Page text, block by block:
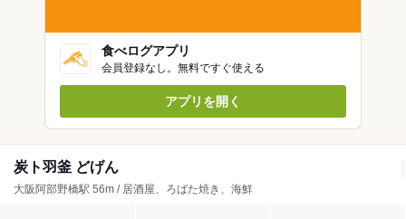
食べログアプリ
会員登録なし。無料ですぐ使える
アプリを開く
炭ト羽釜 どげん
大阪阿部野橋駅 56m / 居酒屋、ろばた焼き、海鮮